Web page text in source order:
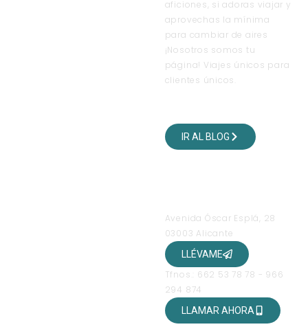
aficiones, si adoras viajar y
aprovechas la mínima
para cambiar de aires
¡Nosotros somos tu
página! Viajes únicos para
clientes únicos.
IR AL BLOG
Avenida Óscar Esplá, 28
03003 Alicante
LLÉVAME
Tfnos.: 662 53 78 78 - 966
294 874
LLAMAR AHORA